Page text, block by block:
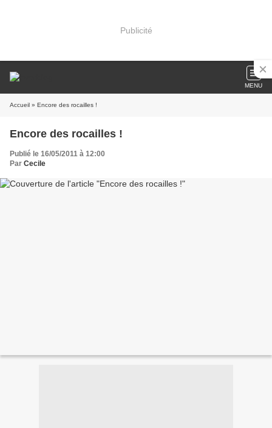
Publicité
MENU
Accueil » Encore des rocailles !
Encore des rocailles !
Publié le 16/05/2011 à 12:00
Par Cecile